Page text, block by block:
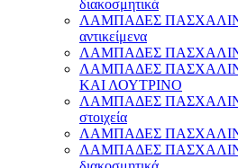
διακοσμητικά
ΛΑΜΠΑΔΕΣ
αντικείμενα
ΛΑΜΠΑΔΕΣ
ΛΑΜΠΑΔΕΣ
ΚΑΙ ΛΟΥΤΡΙΝΟ
ΛΑΜΠΑΔΕΣ
στοιχεία
ΛΑΜΠΑΔΕΣ
ΛΑΜΠΑΔΕΣ